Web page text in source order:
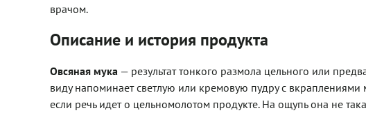
врачом.
Описание и история продукта
Овсяная мука — результат тонкого размола цельного или
виду напоминает светлую или кремовую пудру с
если речь идет о цельномолотом продукте. На ощупь она не